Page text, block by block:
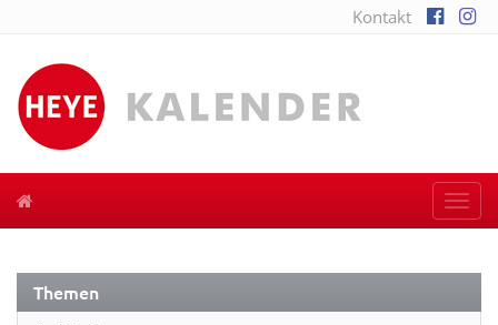
Kontakt
Themen